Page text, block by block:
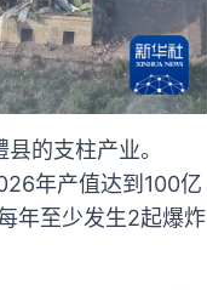
的支柱产业。
年产值达到100亿
年至少发生2起爆炸